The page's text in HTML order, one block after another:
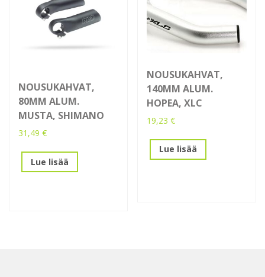
NOUSUKAHVAT,
80MM ALUM.
MUSTA, SHIMANO
31,49 €
Lue lisää
NOUSUKAHVAT,
140MM ALUM.
HOPEA, XLC
19,23€
Lue lisää